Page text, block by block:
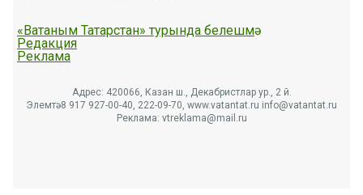
«Ватаным Татарстан» турында белешмә
Редакция
Реклама
Адрес: 420066, Казан ш., Декабристлар ур., 2 й.
Элемтә: 8 917 927-00-40, 222-09-70, www.vatantat.ru info@vatantat.ru
Реклама: vtreklama@mail.ru